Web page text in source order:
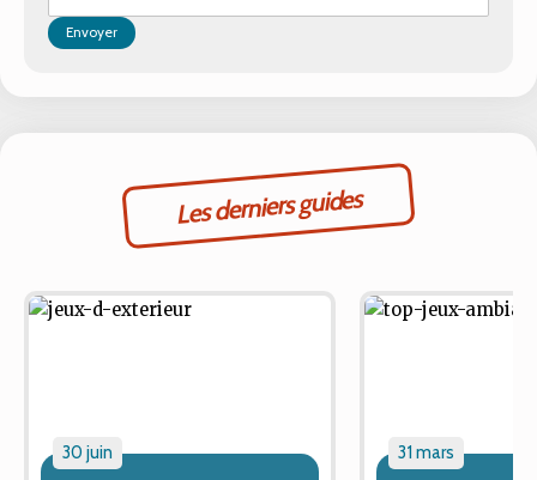
Envoyer
Les derniers guides
30 juin 31 mars